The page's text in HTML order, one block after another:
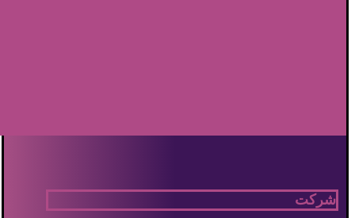
شرکت